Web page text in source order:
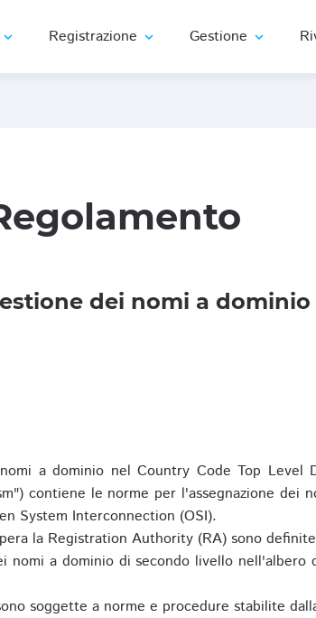
expand_more Registrazione expand_more Gestione expand_more
dei nomi a dominio
a dominio nel Country Code Top Level
contiene le norme per l'assegnazione dei
System Interconnection (OSI).
la Registration Authority (RA) sono
a dominio di secondo livello nell'albero
soggette a norme e procedure stabilite